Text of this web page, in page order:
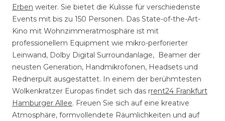
Erben weiter. Sie bietet die Kulisse für verschiedenste
Events mit bis zu 150 Personen. Das State-of-the-Art-
Kino mit Wohnzimmeratmosphäre ist mit
professionellem Equipment wie mikro-perforierter
Leinwand, Dolby Digital Surroundanlage, Beamer der
neusten Generation, Handmikrofonen, Headsets und
Rednerpult ausgestattet. In einem der berühmtesten
Wolkenkratzer Europas findet sich das rrent24 Frankfurt
Hamburger Allee. Freuen Sie sich auf eine kreative
Atmosphäre, formvollendete Räumlichkeiten und auf